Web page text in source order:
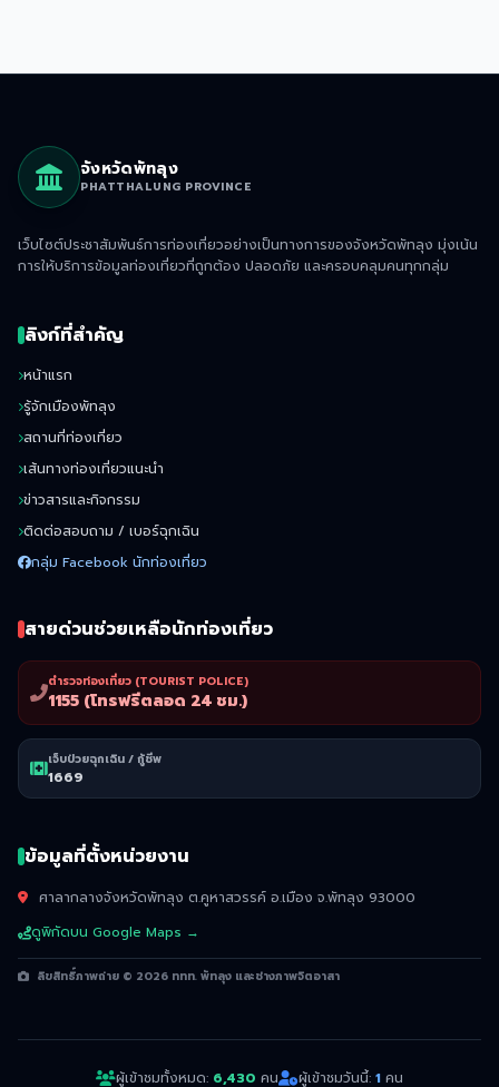
จังหวัดพัทลุง
PHATTHALUNG PROVINCE
เว็บไซต์ประชาสัมพันธ์การท่องเที่ยวอย่างเป็นทางการของจังหวัดพัทลุง มุ่งเน้น
การให้บริการข้อมูลท่องเที่ยวที่ถูกต้อง ปลอดภัย และครอบคลุมคนทุกกลุ่ม
ลิงก์ที่สำคัญ
หน้าแรก
รู้จักเมืองพัทลุง
สถานที่ท่องเที่ยว
เส้นทางท่องเที่ยวแนะนำ
ข่าวสารและกิจกรรม
ติดต่อสอบถาม / เบอร์ฉุกเฉิน
กลุ่ม Facebook นักท่องเที่ยว
สายด่วนช่วยเหลือนักท่องเที่ยว
ตำรวจท่องเที่ยว (TOURIST POLICE)
1155 (โทรฟรีตลอด 24 ชม.)
เจ็บป่วยฉุกเฉิน / กู้ชีพ
1669
ข้อมูลที่ตั้งหน่วยงาน
ศาลากลางจังหวัดพัทลุง ต.คูหาสวรรค์ อ.เมือง จ.พัทลุง 93000
ดูพิกัดบน Google Maps →
ลิขสิทธิ์ภาพถ่าย © 2026 ททท. พัทลุง และช่างภาพจิตอาสา
ผู้เข้าชมทั้งหมด: 6,430 คน ผู้เข้าชมวันนี้: 1 คน